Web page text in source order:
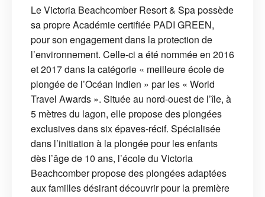
Le Victoria Beachcomber Resort & Spa possède
sa propre Académie certifiée PADI GREEN,
pour son engagement dans la protection de
l’environnement. Celle-ci a été nommée en 2016
et 2017 dans la catégorie « meilleure école de
plongée de l’Océan Indien » par les « World
Travel Awards ». Située au nord-ouest de l’île, à
5 mètres du lagon, elle propose des plongées
exclusives dans six épaves-récif. Spécialisée
dans l’initiation à la plongée pour les enfants
dès l’âge de 10 ans, l’école du Victoria
Beachcomber propose des plongées adaptées
aux familles désirant découvrir pour la première